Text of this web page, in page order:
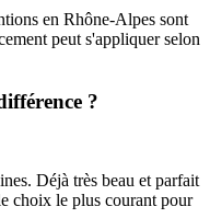
en Rhône-Alpes sont
peut s'appliquer selon
?
Déjà très beau et parfait
choix le plus courant pour